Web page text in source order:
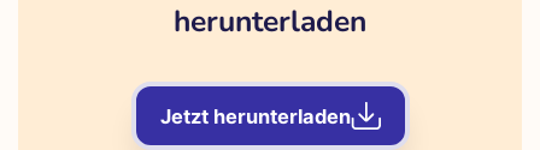
herunterladen
Jetzt herunterladen